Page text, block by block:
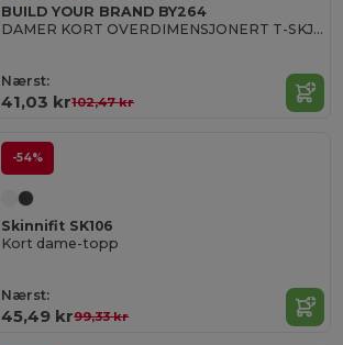
BUILD YOUR BRAND BY264
DAMER KORT OVERDIMENSJONERT T-SKJOR
Nærst:
41,03 kr102,47 kr
-54%
Skinnifit SK106
Kort dame-topp
Nærst:
45,49 kr99,33 kr